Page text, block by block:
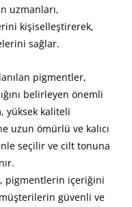
uzmanları,
kişiselleştirerek,
sağlar.
pigmentler,
belirleyen önemli
yüksek kaliteli
uzun ömürlü ve kalıcı
seçilir ve cilt tonuna
pigmentlerin içeriğini
güvenli ve